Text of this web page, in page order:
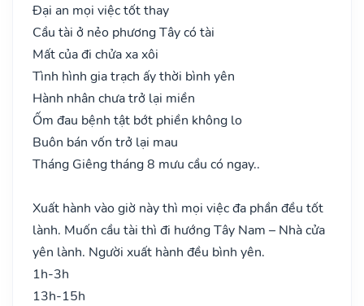
Đại an mọi việc tốt thay
Cầu tài ở nẻo phương Tây có tài
Mất của đi chửa xa xôi
Tình hình gia trạch ấy thời bình yên
Hành nhân chưa trở lại miền
Ốm đau bệnh tật bớt phiền không lo
Buôn bán vốn trở lại mau
Tháng Giêng tháng 8 mưu cầu có ngay..
Xuất hành vào giờ này thì mọi việc đa phần đều tốt
lành. Muốn cầu tài thì đi hướng Tây Nam – Nhà cửa
yên lành. Người xuất hành đều bình yên.
1h-3h
13h-15h